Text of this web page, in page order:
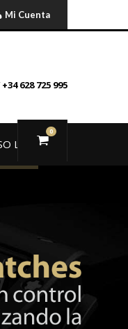
Mi Cuenta
0
628 725 995
LEGAL